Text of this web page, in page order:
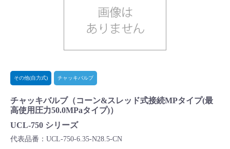
製品カタログダウンロード
よくあるご質問(FAQ)・用語集
Cv値・流量計算ツール
製品動画一覧
その他(自力式) チャッキバルブ
チャッキバルブ（コーン&スレッド式接続MPタイプ(最
高使用圧力50.0MPaタイプ)）
UCL-750 シリーズ
代表品番：UCL-750-6.35-N28.5-CN